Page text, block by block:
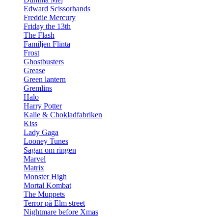
Edward Scissorhands
Freddie Mercury
Friday the 13th
The Flash
Familjen Flinta
Frost
Ghostbusters
Grease
Green lantern
Gremlins
Halo
Harry Potter
Kalle & Chokladfabriken
Kiss
Lady Gaga
Looney Tunes
Sagan om ringen
Marvel
Matrix
Monster High
Mortal Kombat
The Muppets
Terror på Elm street
Nightmare before Xmas